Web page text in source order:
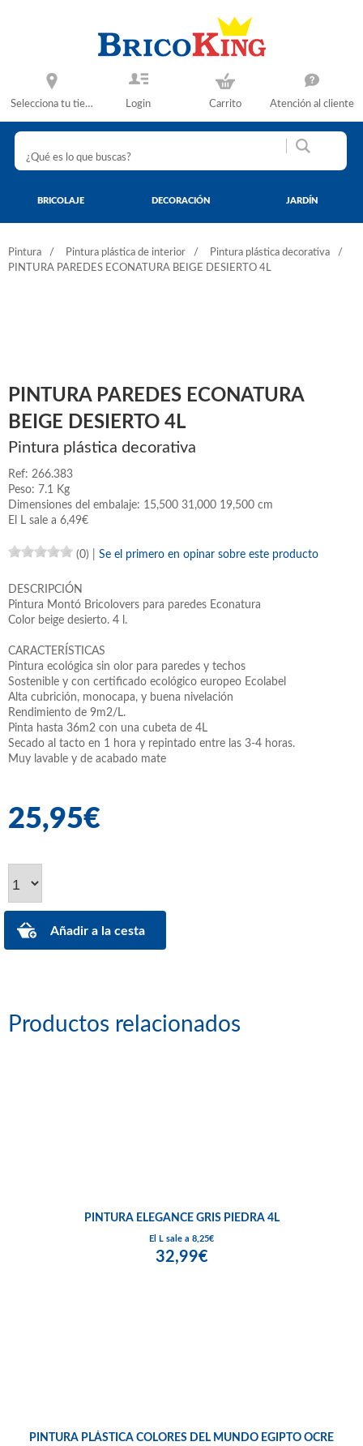
Selecciona tu tienda Login Carrito Atención al cliente
BRICOLAJE DECORACIÓN JARDÍN
Pintura Pintura plástica de interior
Pintura plástica decorativa
PINTURA PAREDES ECONATURA BEIGE DESIERTO 4L
PINTURA PAREDES ECONATURA
BEIGE DESIERTO 4L
Pintura plástica decorativa
Ref: 266.383
Peso: 7.1 Kg
Dimensiones del embalaje: 15,500 31,000 19,500 cm
El L sale a 6,49€
(0) Se el primero en opinar sobre este producto
DESCRIPCIÓN
Pintura Montó Bricolovers para paredes Econatura
Color beige desierto. 4 l.
CARACTERÍSTICAS
Pintura ecológica sin olor para paredes y techos
Sostenible y con certificado ecológico europeo Ecolabel
Alta cubrición, monocapa, y buena nivelación
Rendimiento de 9m2/L.
Pinta hasta 36m2 con una cubeta de 4L
Secado al tacto en 1 hora y repintado entre las 3-4 horas.
Muy lavable y de acabado mate
25,95€
Productos relacionados
PINTURA ELEGANCE GRIS PIEDRA 4L
El L sale a 8,25€
32,99€
PINTURA PLÁSTICA COLORES DEL MUNDO EGIPTO OCRE